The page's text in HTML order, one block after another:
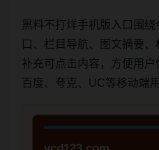
黑料不打烊手机版入口围
口、栏目导航、图文摘要
补充可点击内容，方便用
百度、夸克、UC等移动端